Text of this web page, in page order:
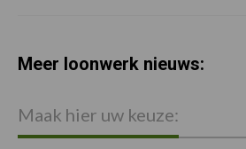
Meer loonwerk nieuws:
Maak hier uw keuze: